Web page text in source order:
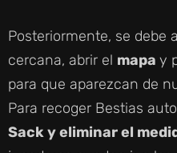
Posteriormente, se debe
cercana, abrir el mapa y
para que aparezcan de
Para recoger Bestias
Sack y eliminar el